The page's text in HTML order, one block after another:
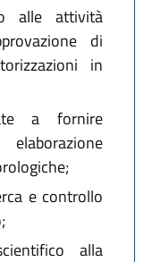
alle attività
di
in
a fornire
e controllo
alla